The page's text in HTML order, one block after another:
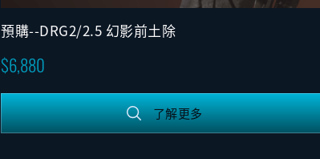
預購--DRG2/2.5 幻影前土除
6,880
了解更多